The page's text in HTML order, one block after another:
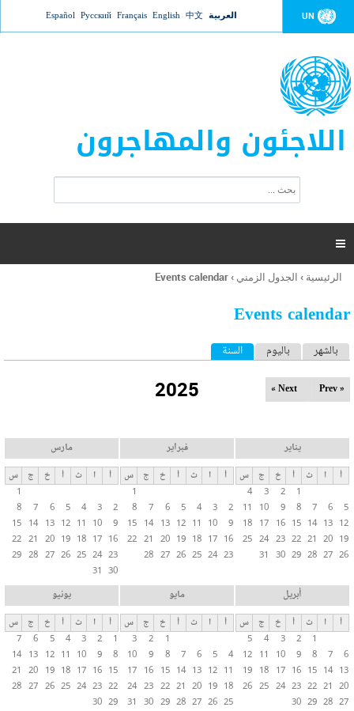
Jump to navigation UN العربية 中文
English
Français
Русский
Español
اللاجئون والمهاجرون
ت
ر
ل
ح
ب

أنت
هنا
الرئيسية › الجدول الزمني ›
Events calendar
Events calendar
ا
ل
ب
ب
ا
ت
ا
ل
أ
س
ا
س
ي
ة
بالشهر باليوم السنة (علامة التبويب النشطة)
2025 « Prev
Next »
يناير
أ ا ث أ خ ج
س
1
2
3
4
5
6
7
8
9
10
11
12
13
14
15
16
17
18
19
20
21
22
23
24
25
26
27
28
29
30
31
فبراير
أ ا ث أ خ ج
س
1
2
3
4
5
6
7
8
9
10
11
12
13
14
15
16
17
18
19
20
21
22
23
24
25
26
27
28
مارس
أ ا ث أ خ ج
س
1
2
3
4
5
6
7
8
9
10
11
12
13
14
15
16
17
18
19
20
21
22
23
24
25
26
27
28
29
30
31
أبريل
أ ا ث أ خ ج
س
1
2
3
4
5
6
7
8
9
10
11
12
13
14
15
16
17
18
19
20
21
22
23
24
25
26
27
28
29
30
مايو
أ ا ث أ خ ج
س
1
2
3
4
5
6
7
8
9
10
11
12
13
14
15
16
17
18
19
20
21
22
23
24
25
26
27
28
29
30
31
يونيو
أ ا ث أ خ ج
س
1
2
3
4
5
6
7
8
9
10
11
12
13
14
15
16
17
18
19
20
21
22
23
24
25
26
27
28
29
30